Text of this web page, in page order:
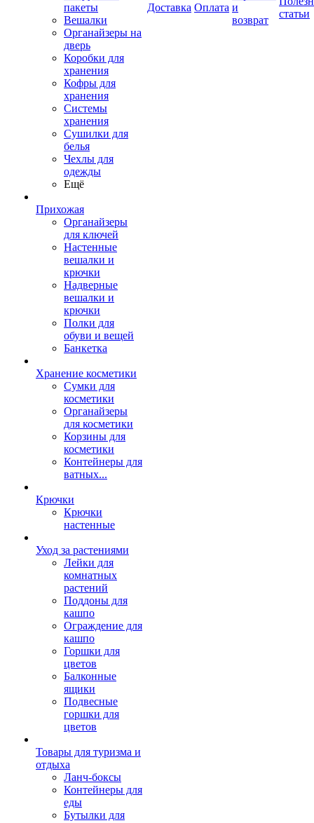
пакеты
Вешалки
Органайзеры на
дверь
Коробки для
хранения
Кофры для
хранения
Системы
хранения
Сушилки для
белья
Чехлы для
одежды
Ещё
Прихожая
Органайзеры
для ключей
Настенные
вешалки и
крючки
Надверные
вешалки и
крючки
Полки для
обуви и вещей
Банкетка
Хранение косметики
Сумки для
косметики
Органайзеры
для косметики
Корзины для
косметики
Контейнеры для
ватных...
Крючки
Крючки
настенные
Уход за растениями
Лейки для
комнатных
растений
Поддоны для
кашпо
Ограждение для
кашпо
Горшки для
цветов
Балконные
ящики
Подвесные
горшки для
цветов
Товары для туризма и
отдыха
Ланч-боксы
Контейнеры для
еды
Бутылки для
Доставка Оплата и
возврат
статьи